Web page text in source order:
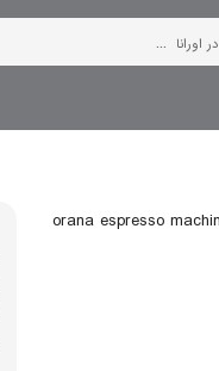
orana espresso